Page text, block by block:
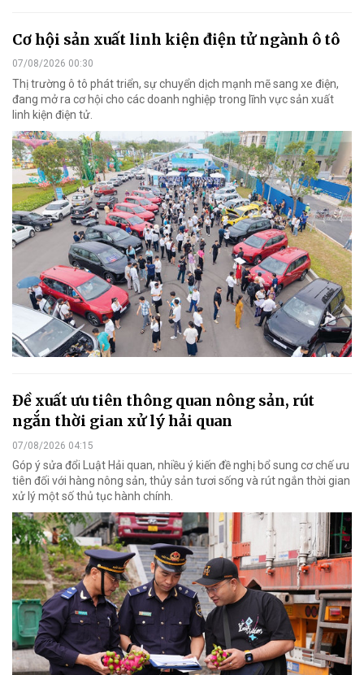
Cơ hội sản xuất linh kiện điện tử ngành ô tô
07/08/2026 00:30
Thị trường ô tô phát triển, sự chuyển dịch mạnh mẽ sang xe điện,
đang mở ra cơ hội cho các doanh nghiệp trong lĩnh vực sản xuất
linh kiện điện tử.
Đề xuất ưu tiên thông quan nông sản, rút
ngắn thời gian xử lý hải quan
07/08/2026 04:15
Góp ý sửa đổi Luật Hải quan, nhiều ý kiến đề nghị bổ sung cơ chế ưu
tiên đối với hàng nông sản, thủy sản tươi sống và rút ngắn thời gian
xử lý một số thủ tục hành chính.